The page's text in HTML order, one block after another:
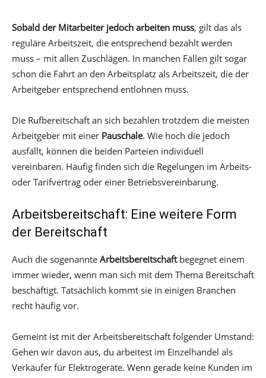
Sobald der Mitarbeiter jedoch arbeiten muss, gilt das als
reguläre Arbeitszeit, die entsprechend bezahlt werden
muss – mit allen Zuschlägen. In manchen Fällen gilt sogar
schon die Fahrt an den Arbeitsplatz als Arbeitszeit, die der
Arbeitgeber entsprechend entlohnen muss.
Die Rufbereitschaft an sich bezahlen trotzdem die meisten
Arbeitgeber mit einer Pauschale. Wie hoch die jedoch
ausfällt, können die beiden Parteien individuell
vereinbaren. Häufig finden sich die Regelungen im Arbeits-
oder Tarifvertrag oder einer Betriebsvereinbarung.
Arbeitsbereitschaft: Eine weitere Form
der Bereitschaft
Auch die sogenannte Arbeitsbereitschaftbegegnet einem
immer wieder, wenn man sich mit dem Thema Bereitschaft
beschäftigt. Tatsächlich kommt sie in einigen Branchen
recht häufig vor.
Gemeint ist mit der Arbeitsbereitschaft folgender Umstand:
Gehen wir davon aus, du arbeitest im Einzelhandel als
Verkäufer für Elektrogeräte. Wenn gerade keine Kunden im